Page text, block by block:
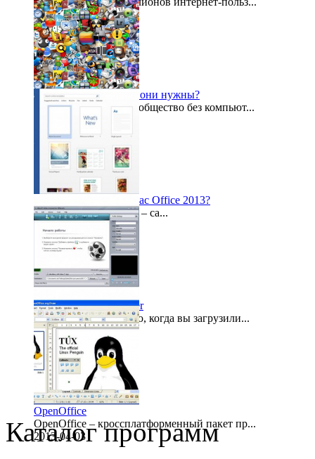
2015-11-17
Проги на комп: зачем они нужны?
Сегодня представить общество без компьют...
2014-12-06
Что приготовил для нас Office 2013?
Microsoft Office 2013 – са...
Xilisoft Video Converter
Представьте ситуацию, когда вы загрузили...
2013-04-03
OpenOffice
OpenOffice – кроссплатформенный пакет пр...
2013-04-03
Каталог программ